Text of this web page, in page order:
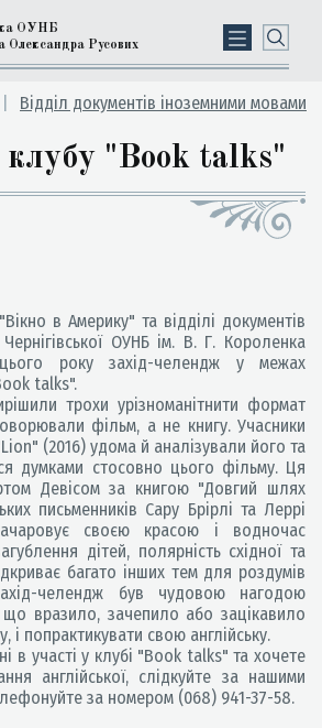
ОУНБ
Олександра Русових
Відділ документів іноземними мовами
клубу "Book talks"
в Америку" та відділі документів
ОУНБ ім. В. Г. Короленка
року захід-челендж у межах
talks".
трохи урізноманітнити формат
фільм, а не книгу. Учасники
(2016) удома й аналізували його та
думками стосовно цього фільму. Ця
Девісом за книгою "Довгий шлях
письменників Сару Брірлі та Леррі
своєю красою і водночас
дітей, полярність східної та
багато інших тем для роздумів
челендж був чудовою нагодою
вразило, зачепило або зацікавило
і попрактикувати свою англійську.
в участі у клубі "Book talks" та хочете
англійської, слідкуйте за нашими
за номером (068) 941-37-58.